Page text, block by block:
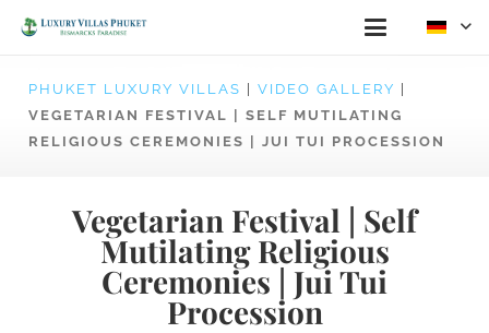
PHUKET LUXURY VILLAS VIDEO GALLERY
VEGETARIAN FESTIVAL | SELF MUTILATING
RELIGIOUS CEREMONIES | JUI TUI PROCESSION
Vegetarian Festival | Self
Mutilating Religious
Ceremonies | Jui Tui
Procession